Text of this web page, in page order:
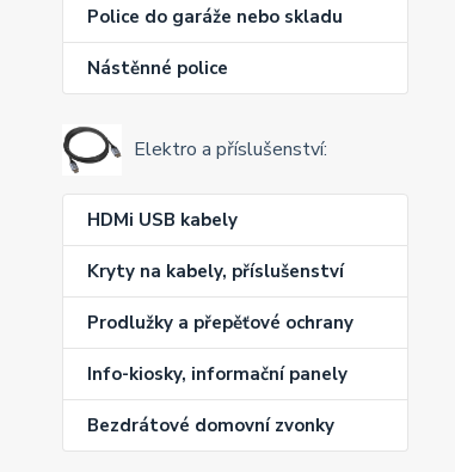
Police do garáže nebo skladu
Nástěnné police
Elektro a příslušenství:
HDMi USB kabely
Kryty na kabely, příslušenství
Prodlužky a přepěťové ochrany
Info-kiosky, informační panely
Bezdrátové domovní zvonky